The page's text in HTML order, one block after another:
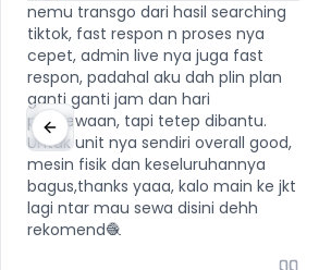
nemu transgo dari hasil searching
tiktok, fast respon n proses nya
cepet, admin live nya juga fast
respon, padahal aku dah plin plan
ganti ganti jam dan hari
penyewaan, tapi tetep dibantu.
Untuk unit nya sendiri overall good,
mesin fisik dan keseluruhannya
bagus,thanks yaaa, kalo main ke jkt
lagi ntar mau sewa disini dehh
rekomend🧶